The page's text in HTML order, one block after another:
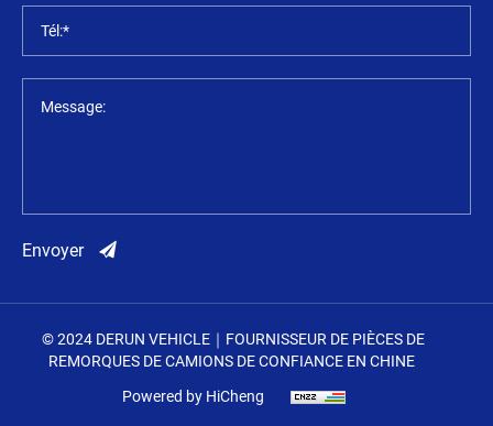
Tél:*
Message:
Envoyer
© 2024 DERUN VEHICLE｜FOURNISSEUR DE PIÈCES DE
REMORQUES DE CAMIONS DE CONFIANCE EN CHINE
Powered by HiCheng